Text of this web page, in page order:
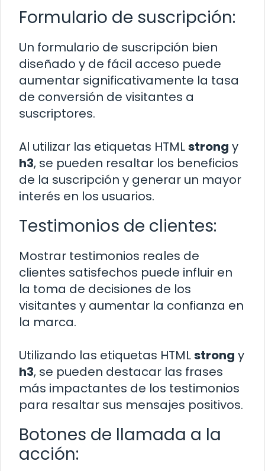
Formulario de suscripción:
Un formulario de suscripción bien
diseñado y de fácil acceso puede
aumentar significativamente la tasa
de conversión de visitantes a
suscriptores.
Al utilizar las etiquetas HTMLstrong y
h3, se pueden resaltar los beneficios
de la suscripción y generar un mayor
interés en los usuarios.
Testimonios de clientes:
Mostrar testimonios reales de
clientes satisfechos puede influir en
la toma de decisiones de los
visitantes y aumentar la confianza en
la marca.
Utilizando las etiquetas HTMLstrong y
h3, se pueden destacar las frases
más impactantes de los testimonios
para resaltar sus mensajes positivos.
Botones de llamada a la
acción: